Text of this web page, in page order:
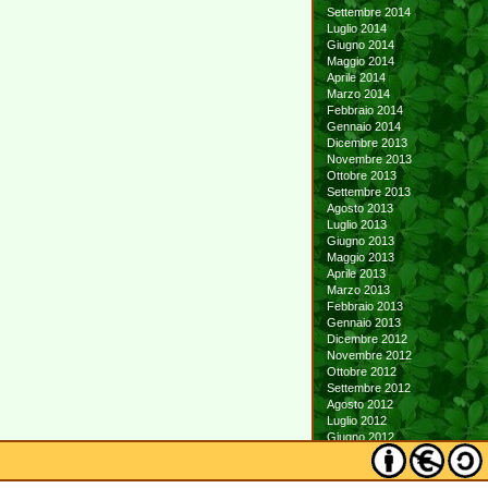
Settembre 2014
Luglio 2014
Giugno 2014
Maggio 2014
Aprile 2014
Marzo 2014
Febbraio 2014
Gennaio 2014
Dicembre 2013
Novembre 2013
Ottobre 2013
Settembre 2013
Agosto 2013
Luglio 2013
Giugno 2013
Maggio 2013
Aprile 2013
Marzo 2013
Febbraio 2013
Gennaio 2013
Dicembre 2012
Novembre 2012
Ottobre 2012
Settembre 2012
Agosto 2012
Luglio 2012
Giugno 2012
Maggio 2012
Aprile 2012